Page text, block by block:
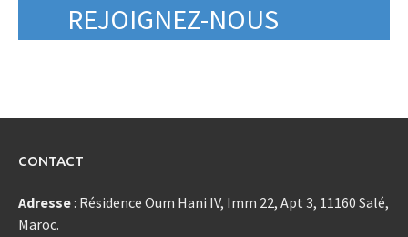
REJOIGNEZ-NOUS
CONTACT
Adresse: Résidence Oum Hani IV, Imm 22, Apt 3, 11160 Salé,
Maroc.